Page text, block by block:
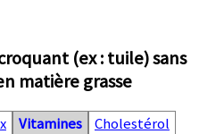
(ex : tuile) sans
matière grasse
Vitamines Cholestérol